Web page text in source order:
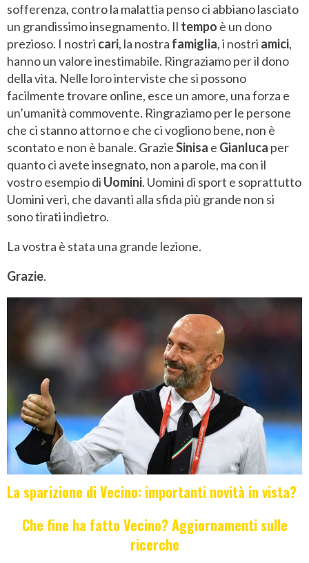
sofferenza, contro la malattia penso ci abbiano lasciato
un grandissimo insegnamento. Il tempo è un dono
prezioso. I nostri cari, la nostra famiglia, i nostri amici,
hanno un valore inestimabile. Ringraziamo per il dono
della vita. Nelle loro interviste che si possono
facilmente trovare online, esce un amore, una forza e
un’umanità commovente. Ringraziamo per le persone
che ci stanno attorno e che ci vogliono bene, non è
scontato e non è banale. GrazieSinisa e Gianluca per
quanto ci avete insegnato, non a parole, ma con il
vostro esempio di Uomini. Uomini di sport e soprattutto
Uomini veri, che davanti alla sfida più grande non si
sono tirati indietro.
La vostra è stata una grande lezione.
Grazie.
La sparizione di Vecino: importanti novità in vista?
Che fine ha fatto Vecino? Aggiornamenti sulle
ricerche